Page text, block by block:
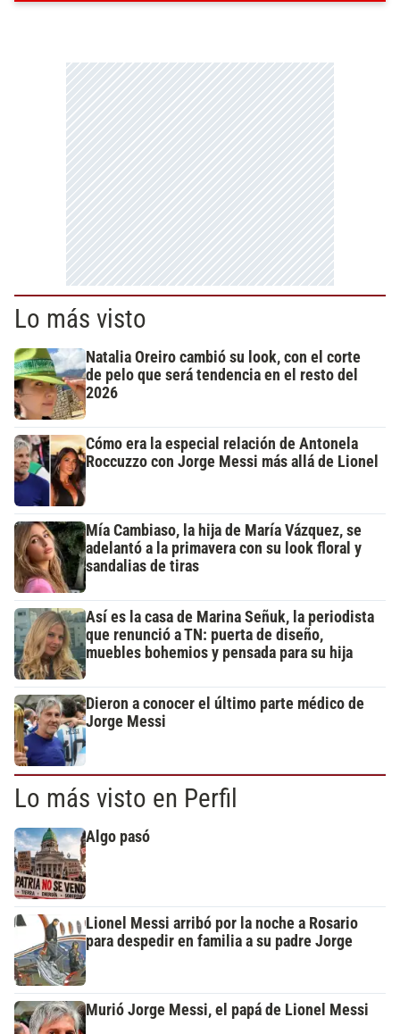
Lo más visto
Natalia Oreiro cambió su look, con el corte
de pelo que será tendencia en el resto del
2026
Cómo era la especial relación de Antonela
Roccuzzo con Jorge Messi más allá de Lionel
Mía Cambiaso, la hija de María Vázquez, se
adelantó a la primavera con su look floral y
sandalias de tiras
Así es la casa de Marina Señuk, la periodista
que renunció a TN: puerta de diseño,
muebles bohemios y pensada para su hija
Dieron a conocer el último parte médico de
Jorge Messi
Lo más visto en Perfil
Algo pasó
Lionel Messi arribó por la noche a Rosario
para despedir en familia a su padre Jorge
Murió Jorge Messi, el papá de Lionel Messi